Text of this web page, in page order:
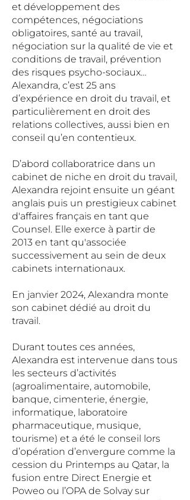
et développement des
compétences, négociations
obligatoires, santé au travail,
négociation sur la qualité de vie et
conditions de travail, prévention
des risques psycho-sociaux…
Alexandra, c’est 25 ans
d’expérience en droit du travail, et
particulièrement en droit des
relations collectives, aussi bien en
conseil qu’en contentieux.
D’abord collaboratrice dans un
cabinet de niche en droit du travail,
Alexandra rejoint ensuite un géant
anglais puis un prestigieux cabinet
d'affaires français en tant que
Counsel. Elle exerce à partir de
2013 en tant qu'associée
successivement au sein de deux
cabinets internationaux.
En janvier 2024, Alexandra monte
son cabinet dédié au droit du
travail.
Durant toutes ces années,
Alexandra est intervenue dans tous
les secteurs d’activités
(agroalimentaire, automobile,
banque, cimenterie, énergie,
informatique, laboratoire
pharmaceutique, musique,
tourisme) et a été le conseil lors
d’opération d’envergure comme la
cession du Printemps au Qatar, la
fusion entre Direct Energie et
Poweo ou l’OPA de Solvay sur